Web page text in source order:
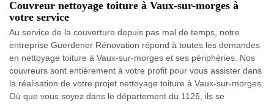
Couvreur nettoyage toiture à Vaux-sur-morges à
votre service
Au service de la couverture depuis pas mal de temps, notre
entreprise Guerdener Rénovation répond à toutes les demandes
en nettoyage toiture à Vaux-sur-morges et ses périphéries. Nos
couvreurs sont entièrement à votre profit pour vous assister dans
la réalisation de votre projet nettoyage toiture à Vaux-sur-morges.
Où que vous soyez dans le département du 1126, ils se